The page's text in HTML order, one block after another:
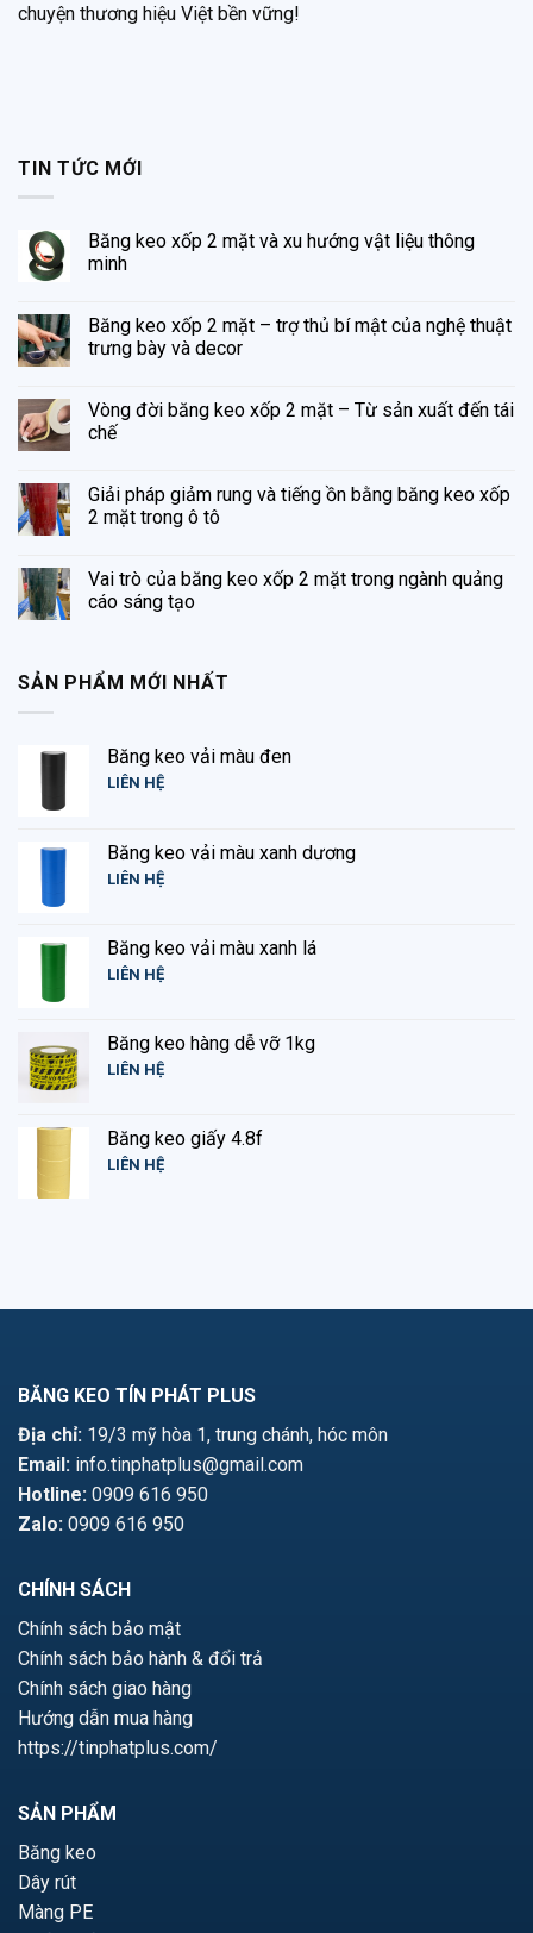
chuyện thương hiệu Việt bền vững!
TIN TỨC MỚI
Băng keo xốp 2 mặt và xu hướng vật liệu thông
minh
Băng keo xốp 2 mặt – trợ thủ bí mật của nghệ thuật
trưng bày và decor
Vòng đời băng keo xốp 2 mặt – Từ sản xuất đến tái
chế
Giải pháp giảm rung và tiếng ồn bằng băng keo xốp
2 mặt trong ô tô
Vai trò của băng keo xốp 2 mặt trong ngành quảng
cáo sáng tạo
SẢN PHẨM MỚI NHẤT
Băng keo vải màu đen
LIÊN HỆ
Băng keo vải màu xanh dương
LIÊN HỆ
Băng keo vải màu xanh lá
LIÊN HỆ
Băng keo hàng dễ vỡ 1kg
LIÊN HỆ
Băng keo giấy 4.8f
LIÊN HỆ
BĂNG KEO TÍN PHÁT PLUS
Địa chỉ: 19/3 mỹ hòa 1, trung chánh, hóc môn
Email: info.tinphatplus@gmail.com
Hotline: 0909 616 950
Zalo: 0909 616 950
CHÍNH SÁCH
Chính sách bảo mật
Chính sách bảo hành & đổi trả
Chính sách giao hàng
Hướng dẫn mua hàng
https://tinphatplus.com/
SẢN PHẨM
Băng keo
Dây rút
Màng PE